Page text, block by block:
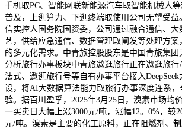
手机取PC、智能网联新能源汽车取智能机械人
普及，上逛算力、下逛终端取使用公司无望受益
信实控人国务院国资委，公司通过融合通信、
艺，供给应急通信、数据管理取阐发等处理方
的多元化需求。中青旅控股股东是中国青旅集团
分析旅行办事板块中青旅遨逛旅行正在遨逛旅行
法式、遨逛旅行号等自有办事平台接入
设，将AI大数据算法能力取旅行办事深度连系，
验。据百川盈孚，2025年3月25日，溴素市场均
一买卖日大幅上涨3000元/吨，涨幅12。0%，较
元/吨。溴素是主要的化工原料，正在阻燃剂、